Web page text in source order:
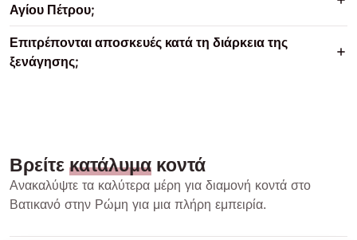
Αγίου Πέτρου;
Επιτρέπονται αποσκευές κατά τη διάρκεια της
ξενάγησης;
Βρείτε κατάλυμα κοντά
Ανακαλύψτε τα καλύτερα μέρη για διαμονή κοντά στο
Βατικανό στην Ρώμη για μια πλήρη εμπειρία.